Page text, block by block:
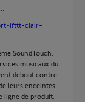
ifttt-clair-
SoundTouch.
musicaux du
debout contre
leurs enceintes
ligne de produit.